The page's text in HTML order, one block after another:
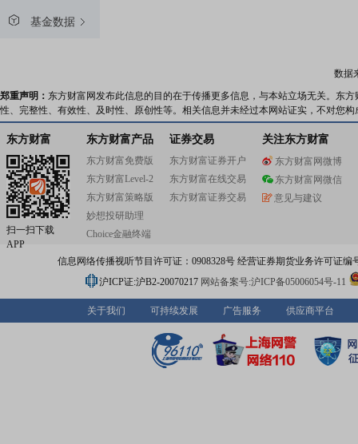
基金数据
数据
郑重声明： 东方财富网发布此信息的目的在于传播更多信息，与本站立场无关。东
性、完整性、有效性、及时性、原创性等。相关信息并未经过本网站证实，不对您
东方财富
扫一扫下载
APP
东方财富产品
东方财富免费版
东方财富Level-2
东方财富策略版
妙想投研助理
Choice金融终端
证券交易
东方财富证券开户
东方财富在线交易
东方财富证券交易
关注东方财富
东方财富网微博
东方财富网微信
意见与建议
信息网络传播视听节目许可证：0908328号 经营证券期货业务许可证编
沪ICP证:沪B2-20070217 网站备案号:沪ICP备05006054号-11
关于我们 可持续发展 广告服务 供应商平台